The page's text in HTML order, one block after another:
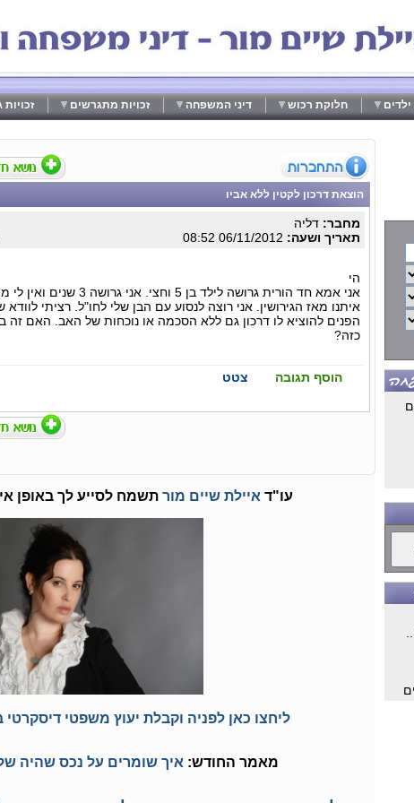
חלוקת רכוש דיני המשפחה זכויות מתגרשים
הוצאת דרכון לקטין ללא אביו
מחבר: דליה
תאריך ושעה:
הי
אני אמא חד הורית גרושה
איתנו מאז הגירושין. אני רוצה לנסוע עם הבן שלי לחו"ל. רציתי
הפנים להוציא לו דרכון גם ללא הסכמה או נוכחות של האב. האם
כזה?
הוסף תגובה צטט
עו"ד איילת שיים מור תשמח לסייע לך באופן
ליחצו כאן לפניה וקבלת יעוץ משפטי דיסקרטי
מאמר החודש: איך שומרים על נכס שהיה